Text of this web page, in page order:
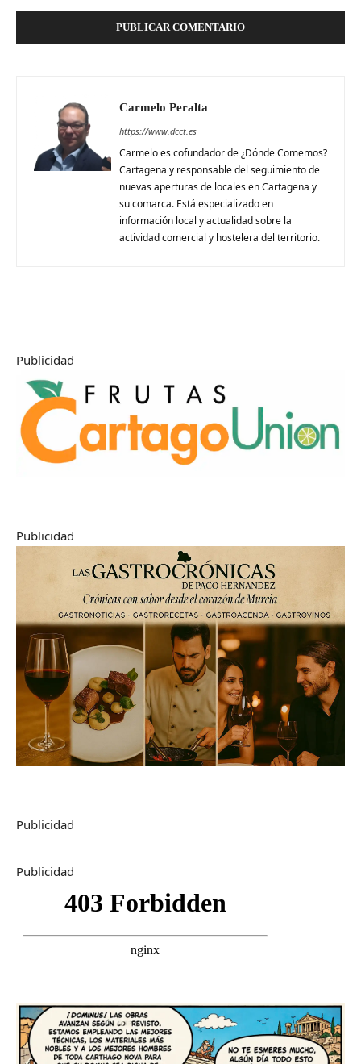
Carmelo Peralta
https://www.dcct.es
Carmelo es cofundador de ¿Dónde Comemos?
Cartagena y responsable del seguimiento de
nuevas aperturas de locales en Cartagena y
su comarca. Está especializado en
información local y actualidad sobre la
actividad comercial y hostelera del territorio.
Publicidad
Publicidad
Publicidad
Publicidad